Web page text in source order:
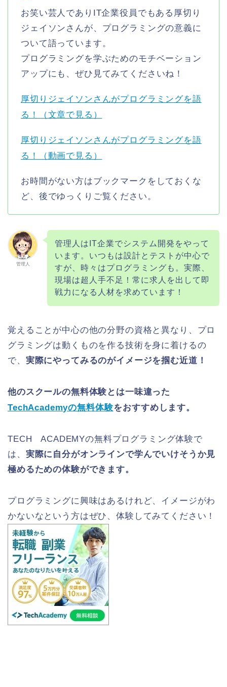
お笑い芸人でありIT企業役員でもある厚切り
ジェイソンさんが、プログラミングの意義に
ついて語っています。
プログラミングを学ぶためのモチベーション
アップにも、ぜひ見てみてくださいね！
厚切りジェイソンさんがプログラミングを語
る！（文章で見る）
厚切りジェイソンさんがプログラミングを語
る！（動画で見る）
お時間がない方はブックマークをしておくな
ど、後でゆっくりご覧ください。
管理人
管理人はIT企業でシステム開発をやって
います。いつもは設計とテストが中心で
すが、時々はプログラミングも。実際、
現場は超人手不足！常に求人を出して即
戦力になる人材を求めています！
覚えることが中心の他の分野の資格と異なり、プロ
グラミングは動くものを作る技術を身に着けるの
で、 実際にやってみるのがイメージを掴む近道！
他のスクールの無料体験とは一味違った
TechAcademyの無料体験をおすすめします。
TECH ACADEMYの無料プログラミング体験で
は、 実際に自分がオンラインで学んでいけそうか見
極めるための体験ができます。
プログラミングに興味はあるけれど、イメージがわ
かないなという方はぜひ、体験してみてください！